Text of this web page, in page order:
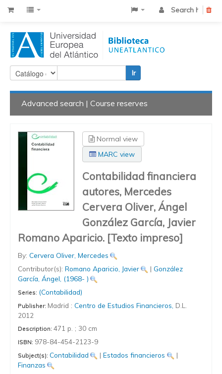
Search history
Ir
Advanced search Course reserves
Normal view
MARC view
Contabilidad financiera
autores, Mercedes
Cervera Oliver, Ángel
González García, Javier
Romano Aparicio. [Texto impreso]
By: Cervera Oliver, Mercedes
Contributor(s): Romano Aparicio, Javier |González
García, Ángel , (1968- )
Series: (Contabilidad)
Publisher: Madrid : Centro de Estudios Financieros, D.L.
2012
Description: 471 p. ; 30 cm
ISBN: 978-84-454-2123-9
Subject(s): Contabilidad |Estados financieros
|
Finanzas